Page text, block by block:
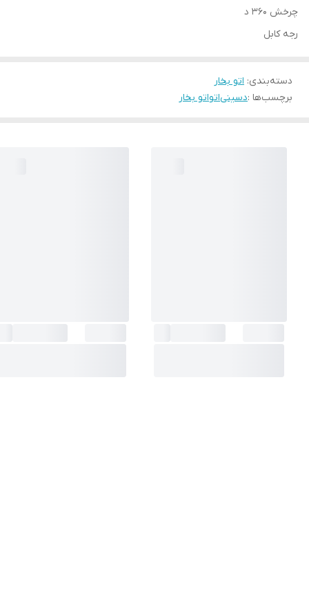
چرخش 360 د
رجه کابل
دسته‌بندی: اتو بخار
برچسب‌ها :دسینیاتواتو بخار